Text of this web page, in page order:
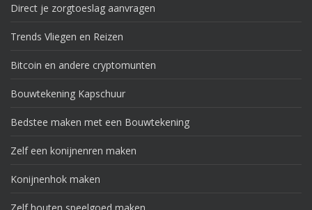
Direct je zorgtoeslag aanvragen
Trends Vliegen en Reizen
Bitcoin en andere cryptomunten
Bouwtekening Kapschuur
Bedstee maken met een Bouwtekening
Zelf een konijnenren maken
Konijnenhok maken